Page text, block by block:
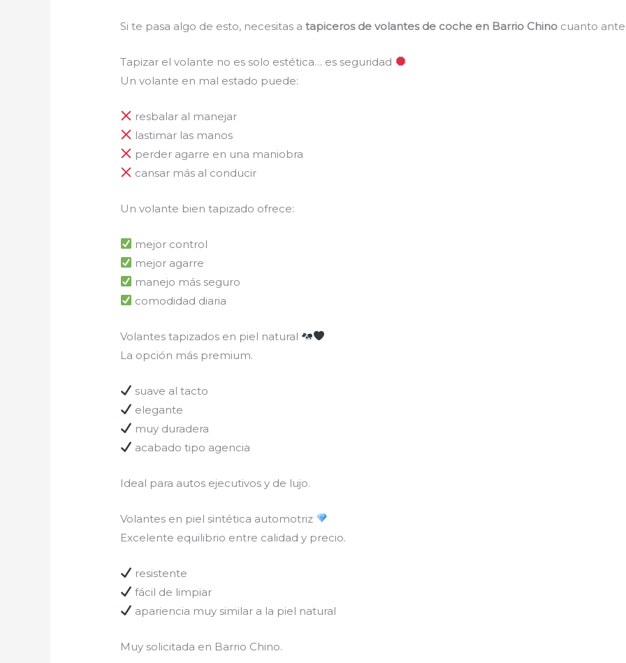
Si te pasa algo de esto, necesitas atapiceros de volantes de coche en Barrio Chino cuanto
Tapizar el volante no es solo estética… es seguridad
Un volante en mal estado puede:
resbalar al manejar
lastimar las manos
perder agarre en una maniobra
cansar más al conducir
Un volante bien tapizado ofrece:
mejor control
mejor agarre
manejo más seguro
comodidad diaria
Volantes tapizados en piel natural
La opción más premium.
suave al tacto
elegante
muy duradera
acabado tipo agencia
Ideal para autos ejecutivos y de lujo.
Volantes en piel sintética automotriz
Excelente equilibrio entre calidad y precio.
resistente
fácil de limpiar
apariencia muy similar a la piel natural
Muy solicitada en Barrio Chino.